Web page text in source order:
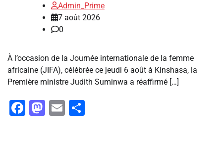
Admin_Prime
7 août 2026
0
À l’occasion de la Journée internationale de la femme
africaine (JIFA), célébrée ce jeudi 6 août à Kinshasa, la
Première ministre Judith Suminwa a réaffirmé […]
Facebook
Mastodon
Email